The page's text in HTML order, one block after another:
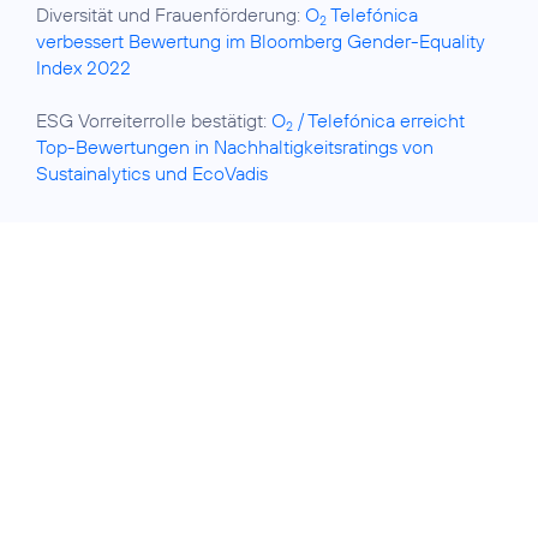
Diversität und Frauenförderung: O2 Telefónica
verbessert Bewertung im Bloomberg Gender-Equality
Index 2022
ESG Vorreiterrolle bestätigt: O2 / Telefónica erreicht
Top-Bewertungen in Nachhaltigkeitsratings von
Sustainalytics und EcoVadis